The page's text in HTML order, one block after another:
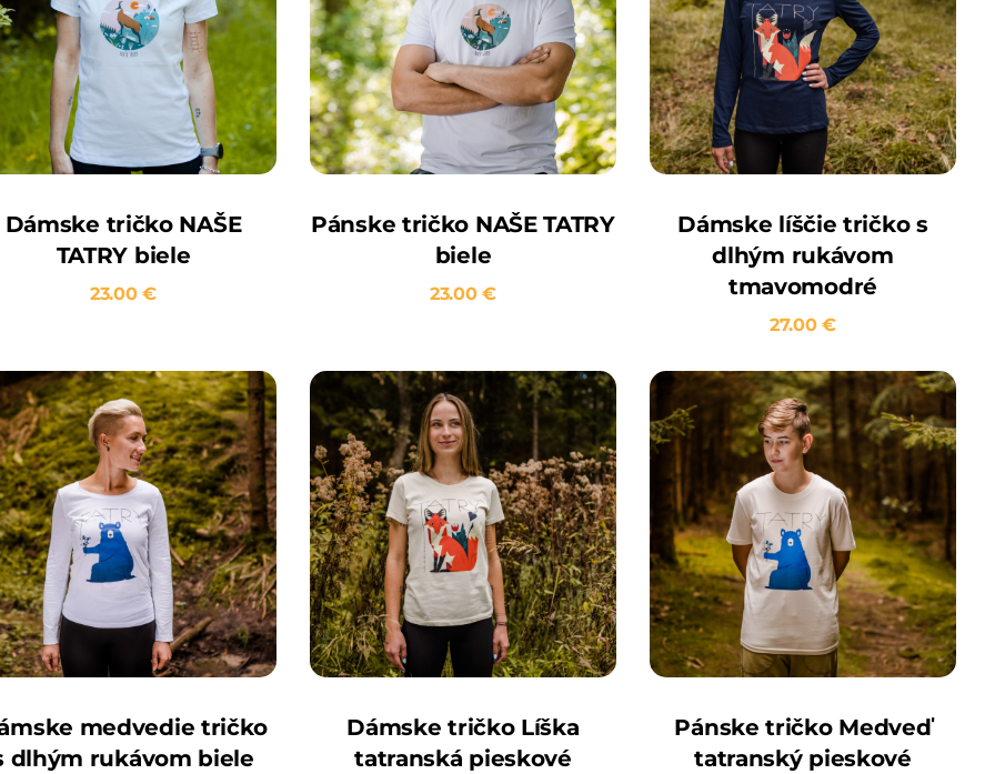
Dámske tričko NAŠE
TATRY biele
23.00€
Pánske tričko NAŠE TATRY
biele
23.00€
Dámske líščie tričko s
dlhým rukávom
tmavomodré
27.00€
medvedie tričko
dlhým rukávom biele
Dámske tričko Líška
tatranská pieskové
Pánske tričko Medveď
tatranský pieskové